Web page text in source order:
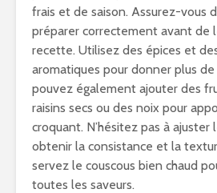
frais et de saison. Assurez-vous
préparer correctement avant de
recette. Utilisez des épices et
aromatiques pour donner plus de
pouvez également ajouter des
raisins secs ou des noix pour
croquant. N’hésitez pas à
obtenir la consistance et la
servez le couscous bien chaud
toutes les saveurs.